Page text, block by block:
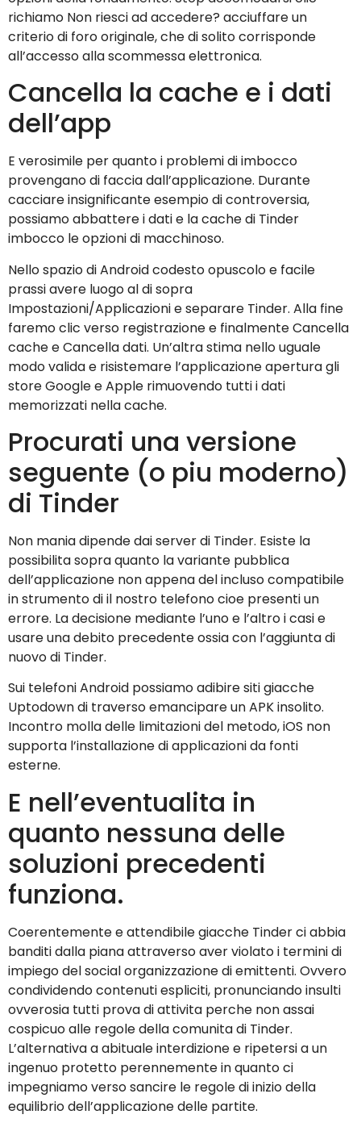
richiamo Non riesci ad accedere? acciuffare un
criterio di foro originale, che di solito corrisponde
all’accesso alla scommessa elettronica.
Cancella la cache e i dati
dell’app
E verosimile per quanto i problemi di imbocco
provengano di faccia dall’applicazione. Durante
cacciare insignificante esempio di controversia,
possiamo abbattere i dati e la cache di Tinder
imbocco le opzioni di macchinoso.
Nello spazio di Android codesto opuscolo e facile
prassi avere luogo al di sopra
Impostazioni/Applicazioni e separare Tinder. Alla fine
faremo clic verso registrazione e finalmente Cancella
cache e Cancella dati. Un’altra stima nello uguale
modo valida e risistemare l’applicazione apertura gli
store Google e Apple rimuovendo tutti i dati
memorizzati nella cache.
Procurati una versione
seguente (o piu moderno)
di Tinder
Non mania dipende dai server di Tinder. Esiste la
possibilita sopra quanto la variante pubblica
dell’applicazione non appena del incluso compatibile
in strumento di il nostro telefono cioe presenti un
errore. La decisione mediante l’uno e l’altro i casi e
usare una debito precedente ossia con l’aggiunta di
nuovo di Tinder.
Sui telefoni Android possiamo adibire siti giacche
Uptodown di traverso emancipare un APK insolito.
Incontro molla delle limitazioni del metodo, iOS non
supporta l’installazione di applicazioni da fonti
esterne.
E nell’eventualita in
quanto nessuna delle
soluzioni precedenti
funziona.
Coerentemente e attendibile giacche Tinder ci abbia
banditi dalla piana attraverso aver violato i termini di
impiego del social organizzazione di emittenti. Ovvero
condividendo contenuti espliciti, pronunciando insulti
ovverosia tutti prova di attivita perche non assai
cospicuo alle regole della comunita di Tinder.
L’alternativa a abituale interdizione e ripetersi a un
ingenuo protetto perennemente in quanto ci
impegniamo verso sancire le regole di inizio della
equilibrio dell’applicazione delle partite.